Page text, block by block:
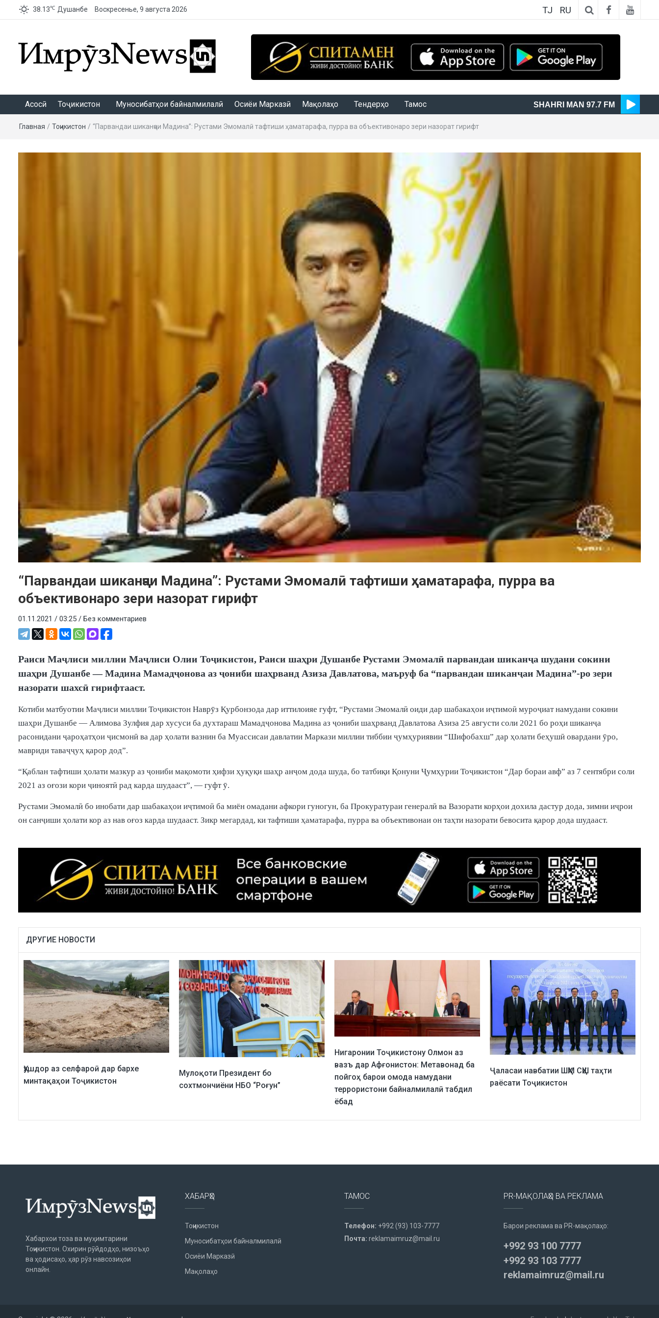
38.13℃ Душанбе Воскресенье, 9 августа 2026 TJ RU
Асосӣ Тоҷикистон Муносибатҳои байналмилалӣ Осиёи Марказӣ Мақолаҳо Тендерҳо Тамос SHAHRI MAN 97.7 FM
Главная / Тоҷикистон / “Парвандаи шиканҷаи Мадина”: Рустами Эмомалӣ тафтиши ҳаматарафа, пурра ва объективонаро зери назорат гирифт
“Парвандаи шиканҷаи Мадина”: Рустами Эмомалӣ тафтиши ҳаматарафа, пурра ва
объективонаро зери назорат гирифт
01.11.2021 / 03:25 / Без комментариев
Раиси Маҷлиси миллии Маҷлиси Олии Тоҷикистон, Раиси шаҳри Душанбе Рустами Эмомалӣ парвандаи шиканҷа шудани сокини
шаҳри Душанбе — Мадина Мамадҷонова аз ҷониби шаҳрванд Азиза Давлатова, маъруф ба “парвандаи шиканҷаи Мадина”-ро зери
назорати шахсӣ гирифтааст.
Котиби матбуотии Маҷлиси миллии Тоҷикистон Наврӯз Қурбонзода дар иттилоияе гуфт, “Рустами Эмомалӣ оиди дар шабакаҳои иҷтимоӣ муроҷиат намудани сокини
шаҳри Душанбе — Алимова Зулфия дар хусуси ба духтараш Мамадҷонова Мадина аз ҷониби шаҳрванд Давлатова Азиза 25 августи соли 2021 бо роҳи шиканҷа
расонидани ҷароҳатҳои ҷисмонӣ ва дар ҳолати вазнин ба Муассисаи давлатии Маркази миллии тиббии ҷумҳуриявии “Шифобахш” дар ҳолати беҳушӣ овардани ӯро,
мавриди таваҷҷуҳ қарор дод”.
“Қаблан тафтиши ҳолати мазкур аз ҷониби мақомоти ҳифзи ҳуқуқи шаҳр анҷом дода шуда, бо татбиқи Қонуни Ҷумҳурии Тоҷикистон “Дар бораи авф” аз 7 сентябри соли
2021 аз оғози кори ҷиноятӣ рад карда шудааст”, — гуфт ӯ.
Рустами Эмомалӣ бо инобати дар шабакаҳои иҷтимоӣ ба миён омадани афкори гуногун, ба Прокуратураи генералӣ ва Вазорати корҳои дохила дастур дода, зимни иҷрои
он санҷиши ҳолати кор аз нав оғоз карда шудааст. Зикр мегардад, ки тафтиши ҳаматарафа, пурра ва объективонаи он таҳти назорати бевосита қарор дода шудааст.
ДРУГИЕ НОВОСТИ
Ҳушдор аз селфароӣ дар бархе
минтақаҳои Тоҷикистон
Мулоқоти Президент бо
сохтмончиёни НБО “Роғун”
Нигаронии Тоҷикистону Олмон аз
вазъ дар Афғонистон: Метавонад ба
пойгоҳ барои омода намудани
террористони байналмилалӣ табдил
ёбад
Ҷаласаи навбатии ШҲМ СҲШ таҳти
раёсати Тоҷикистон
Хабархои тоза ва муҳимтарини
Тоҷикистон. Охирин рӯйдодҳо, низоъҳо
ва ҳодисаҳо, ҳар рӯз навсозиҳои
онлайн.
ХАБАРҲО
Тоҷикистон
Муносибатҳои байналмилалӣ
Осиёи Марказӣ
Мақолаҳо
ТАМОС
Телефон: +992 (93) 103-7777
Почта: reklamaimruz@mail.ru
PR-МАҚОЛАҲО ВА РЕКЛАМА
Барои реклама ва PR-мақолаҳо:
+992 93 100 7777
+992 93 103 7777
reklamaimruz@mail.ru